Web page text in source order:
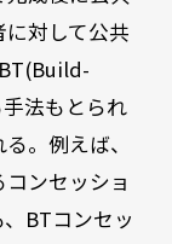
対して公共
法もとられ
。例えば、
ンセッショ
BTコンセッ